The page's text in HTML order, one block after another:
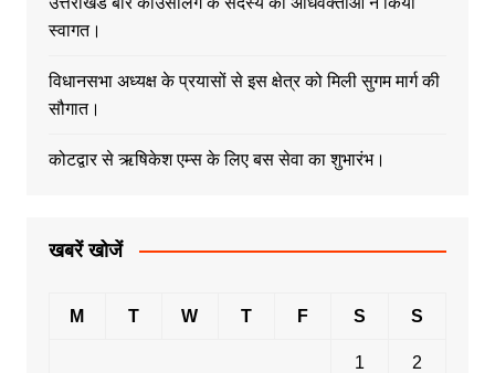
स्वागत।
विधानसभा अध्यक्ष के प्रयासों से इस क्षेत्र को मिली सुगम मार्ग की
सौगात।
कोटद्वार से ऋषिकेश एम्स के लिए बस सेवा का शुभारंभ।
खबरें खोजें
M T W T F S S
1 2